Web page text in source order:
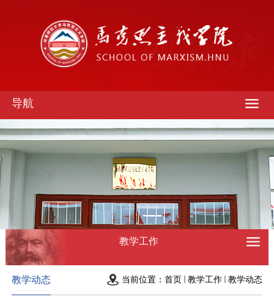
导航
教学工作
当前位置：首页 教学工作 教学动态
教学动态